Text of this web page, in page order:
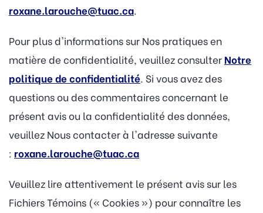
roxane.larouche@tuac.ca.
Pour plus d'informations sur Nos pratiques en
matière de confidentialité, veuillez consulter Notre
politique de confidentialité. Si vous avez des
questions ou des commentaires concernant le
présent avis ou la confidentialité des données,
veuillez Nous contacter à l'adresse suivante
: roxane.larouche@tuac.ca
Veuillez lire attentivement le présent avis sur les
Fichiers Témoins (« Cookies ») pour connaître les